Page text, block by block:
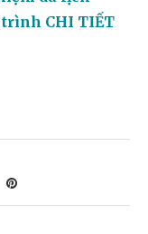
CHI TIẾT